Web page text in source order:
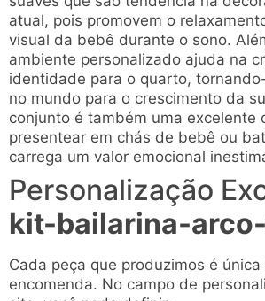
atual, pois promovem o
visual da bebê durante o sono.
ambiente personalizado ajuda na
identidade para o quarto,
no mundo para o crescimento da
conjunto é também uma excelente
presentear em chás de bebê ou
carrega um valor emocional
Personalização
kit-bailarina-
Cada peça que produzimos é
encomenda. No campo de